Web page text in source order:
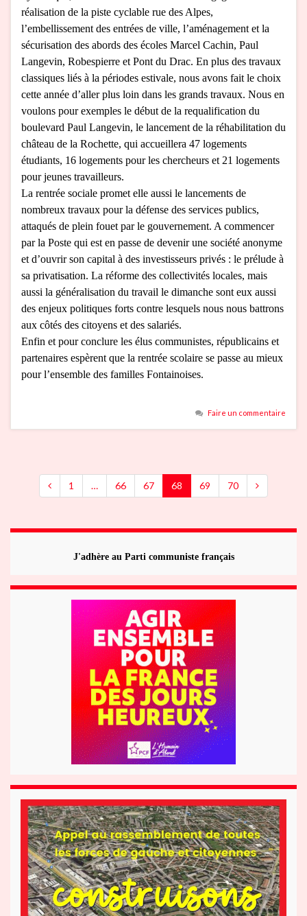
réalisation de la piste cyclable rue des Alpes,
l’embellissement des entrées de ville, l’aménagement et la
sécurisation des abords des écoles Marcel Cachin, Paul
Langevin, Robespierre et Pont du Drac. En plus des travaux
classiques liés à la périodes estivale, nous avons fait le choix
cette année d’aller plus loin dans les grands travaux. Nous en
voulons pour exemples le début de la requalification du
boulevard Paul Langevin, le lancement de la réhabilitation du
château de la Rochette, qui accueillera 47 logements
étudiants, 16 logements pour les chercheurs et 21 logements
pour jeunes travailleurs.
La rentrée sociale promet elle aussi le lancements de
nombreux travaux pour la défense des services publics,
attaqués de plein fouet par le gouvernement. A commencer
par la Poste qui est en passe de devenir une société anonyme
et d’ouvrir son capital à des investisseurs privés : le prélude à
sa privatisation. La réforme des collectivités locales, mais
aussi la généralisation du travail le dimanche sont eux aussi
des enjeux politiques forts contre lesquels nous nous battrons
aux côtés des citoyens et des salariés.
Enfin et pour conclure les élus communistes, républicains et
partenaires espèrent que la rentrée scolaire se passe au mieux
pour l’ensemble des familles Fontainoises.
Faire un commentaire
1 … 66 67 68 69 70
J'adhère au Parti communiste français